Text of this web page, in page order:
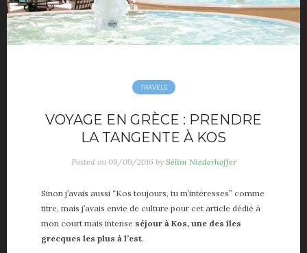
TRAVELS
VOYAGE EN GRÈCE : PRENDRE
LA TANGENTE À KOS
Posted on 09/09/2016 by Sélim Niederhoffer
Sinon j’avais aussi “Kos toujours, tu m’intéresses” comme
titre, mais j’avais envie de culture pour cet article dédié à
mon court mais intense séjour à Kos, une des îles
grecques les plus à l’est.